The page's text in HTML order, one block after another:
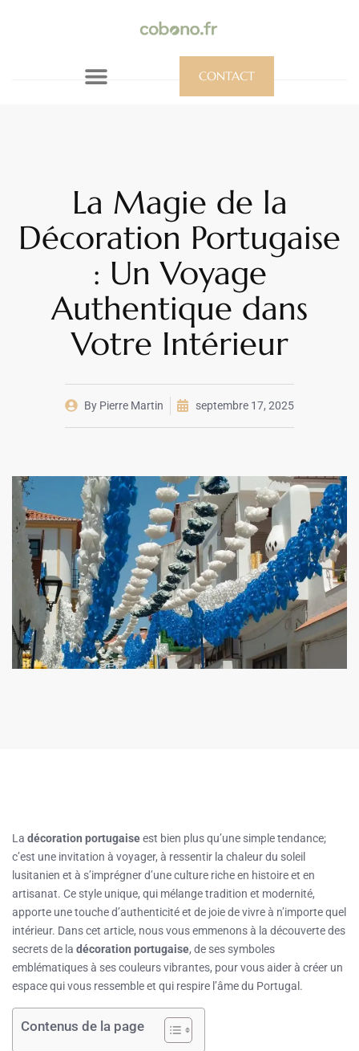
CONTACT
La Magie de la
Décoration Portugaise
: Un Voyage
Authentique dans
Votre Intérieur
By Pierre Martin septembre 17, 2025
La décoration portugaiseest bien plus qu’une simple tendance;
c’est une invitation à voyager, à ressentir la chaleur du soleil
lusitanien et à s’imprégner d’une culture riche en histoire et en
artisanat. Ce style unique, qui mélange tradition et modernité,
apporte une touche d’authenticité et de joie de vivre à n’importe quel
intérieur. Dans cet article, nous vous emmenons à la découverte des
secrets de la décoration portugaise, de ses symboles
emblématiques à ses couleurs vibrantes, pour vous aider à créer un
espace qui vous ressemble et qui respire l’âme du Portugal.
Contenus de la page